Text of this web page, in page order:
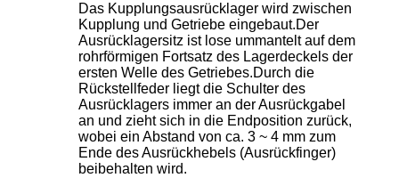
Das Kupplungsausrücklager wird zwischen
Kupplung und Getriebe eingebaut.Der
Ausrücklagersitz ist lose ummantelt auf dem
rohrförmigen Fortsatz des Lagerdeckels der
ersten Welle des Getriebes.Durch die
Rückstellfeder liegt die Schulter des
Ausrücklagers immer an der Ausrückgabel
an und zieht sich in die Endposition zurück,
wobei ein Abstand von ca. 3 ~ 4 mm zum
Ende des Ausrückhebels (Ausrückfinger)
beibehalten wird.